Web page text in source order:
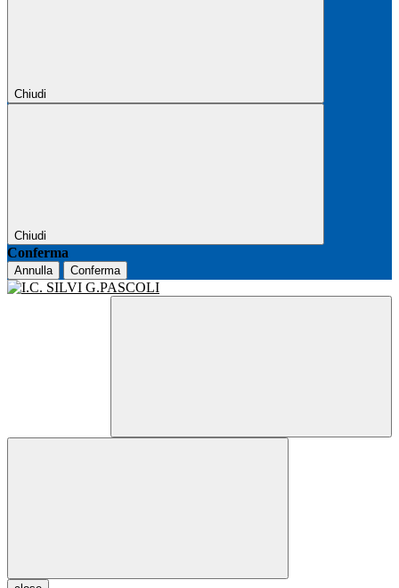
Chiudi
Chiudi
Conferma
Annulla Conferma